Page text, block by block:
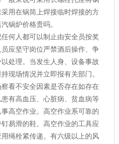
用在锅筒上焊接临时焊接的方
锅炉价格贵吗。
何人都可以制止由安全员按奖
应坚守岗位严禁酒后操作、争
处理。当发生人身、设备事故
现场情况并立即报有关部门。
看不安全因素是否存在如存在
有高血压、心脏病、贫血病等
高空作业。高空作业系可靠的
易滑的鞋。高空作业的工具应
绳栓紧传递。有六级以上的风